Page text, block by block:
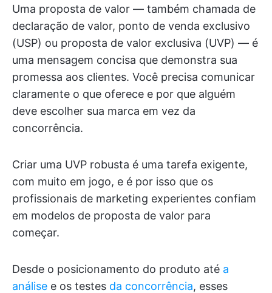
Uma proposta de valor — também chamada de
declaração de valor, ponto de venda exclusivo
(USP) ou proposta de valor exclusiva (UVP) — é
uma mensagem concisa que demonstra sua
promessa aos clientes. Você precisa comunicar
claramente o que oferece e por que alguém
deve escolher sua marca em vez da
concorrência.
Criar uma UVP robusta é uma tarefa exigente,
com muito em jogo, e é por isso que os
profissionais de marketing experientes confiam
em modelos de proposta de valor para
começar.
Desde o posicionamento do produto até a
análise e os testes da concorrência, esses